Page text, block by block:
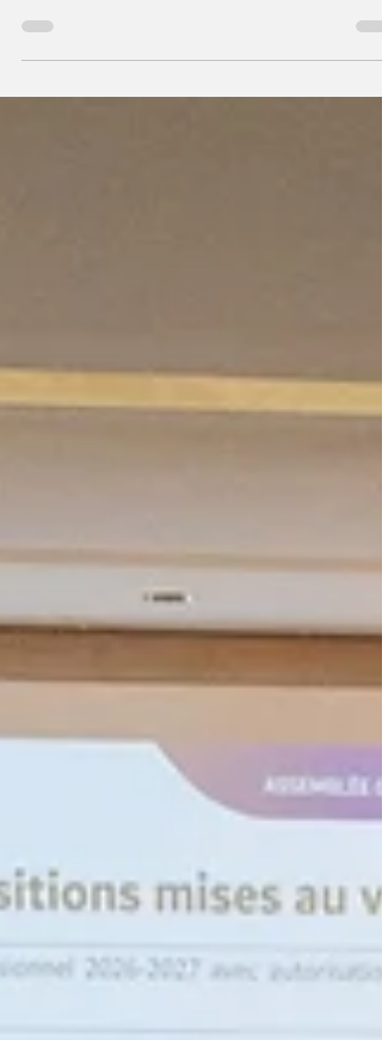
divers événements internationaux. Retour
le dernier comité exécutif de la CSIT, la
Vivicittà et une table ronde sur le sport et la